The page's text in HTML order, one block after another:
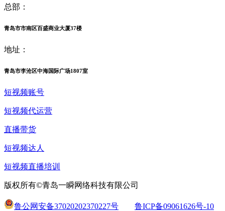
总部：
青岛市市南区百盛商业大厦37楼
地址：
青岛市李沧区中海国际广场1807室
短视频账号
短视频代运营
直播带货
短视频达人
短视频直播培训
版权所有©青岛一瞬网络科技有限公司
鲁公网安备37020202370227号 鲁ICP备09061626号-10